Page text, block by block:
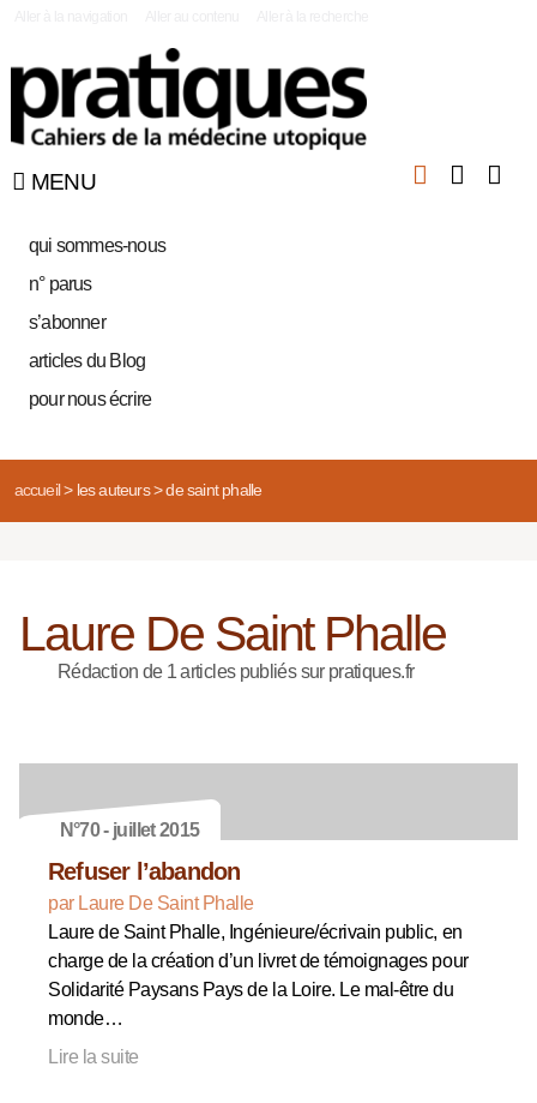
MENU
qui sommes-nous
n° parus
s’abonner
articles du Blog
pour nous écrire
accueil> les auteurs> de saint phalle
Laure De Saint Phalle
Rédaction de 1 articles publiés sur pratiques.fr
N°70 - juillet 2015
Refuser l’abandon
par Laure De Saint Phalle
Laure de Saint Phalle, Ingénieure/écrivain public, en
charge de la création d’un livret de témoignages pour
Solidarité Paysans Pays de la Loire. Le mal-être du
monde…
Lire la suite